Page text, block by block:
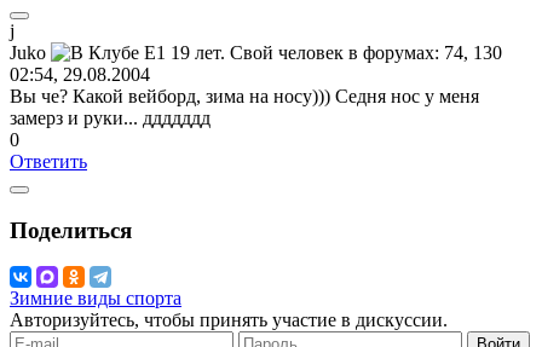
j
Juko
02:54, 29.08.2004
Вы че? Какой вейборд, зима на носу))) Седня нос у меня
замерз и руки... ддддддд
0
Ответить
Поделиться
Зимние виды спорта
Авторизуйтесь, чтобы принять участие в дискуссии.